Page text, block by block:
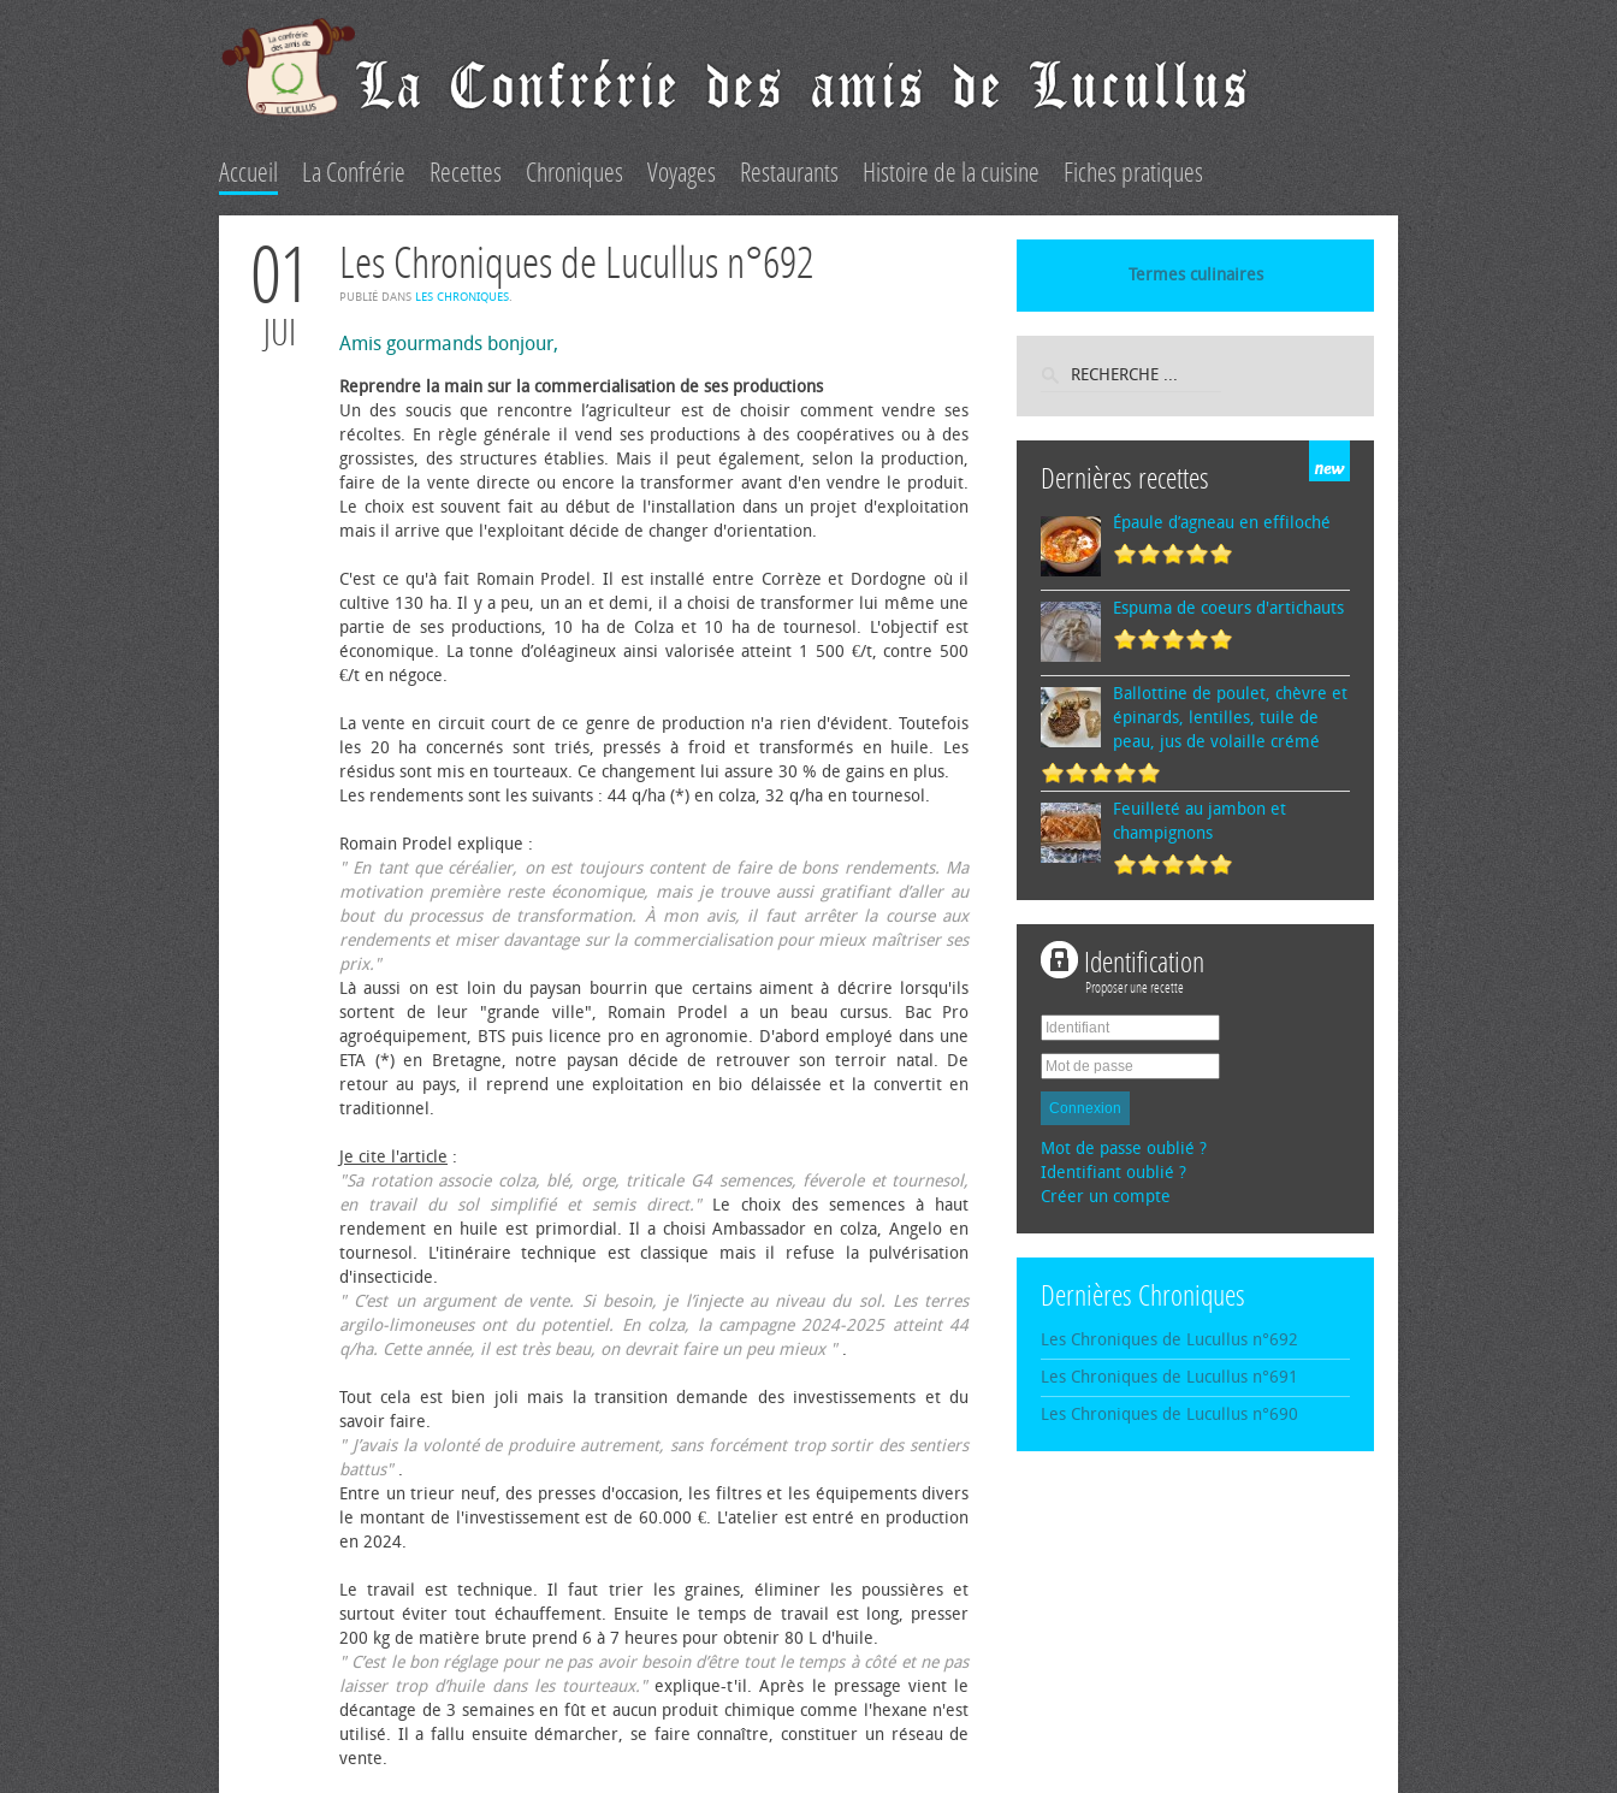
Accueil La Confrérie Recettes Chroniques Voyages Restaurants Histoire de la cuisine Fiches pratiques
01
JUI
Les Chroniques de Lucullus n°692
PUBLIÉ DANS LES CHRONIQUES.
Amis gourmands bonjour,
Reprendre la main sur la commercialisation de ses productions
Un des soucis que rencontre l’agriculteur est de choisir comment vendre ses
récoltes. En règle générale il vend ses productions à des coopératives ou à des
grossistes, des structures établies. Mais il peut également, selon la production,
faire de la vente directe ou encore la transformer avant d'en vendre le produit.
Le choix est souvent fait au début de l'installation dans un projet d'exploitation
mais il arrive que l'exploitant décide de changer d'orientation.
C'est ce qu'à fait Romain Prodel. Il est installé entre Corrèze et Dordogne où il
cultive 130 ha. Il y a peu, un an et demi, il a choisi de transformer lui même une
partie de ses productions, 10 ha de Colza et 10 ha de tournesol. L'objectif est
économique. La tonne d’oléagineux ainsi valorisée atteint 1 500 €/t, contre 500
€/t en négoce.
La vente en circuit court de ce genre de production n'a rien d'évident. Toutefois
les 20 ha concernés sont triés, pressés à froid et transformés en huile. Les
résidus sont mis en tourteaux. Ce changement lui assure 30 % de gains en plus.
Les rendements sont les suivants : 44 q/ha (*) en colza, 32 q/ha en tournesol.
Romain Prodel explique :
" En tant que céréalier, on est toujours content de faire de bons rendements. Ma
motivation première reste économique, mais je trouve aussi gratifiant d’aller au
bout du processus de transformation. À mon avis, il faut arrêter la course aux
rendements et miser davantage sur la commercialisation pour mieux maîtriser ses
prix."
Là aussi on est loin du paysan bourrin que certains aiment à décrire lorsqu'ils
sortent de leur "grande ville", Romain Prodel a un beau cursus. Bac Pro
agroéquipement, BTS puis licence pro en agronomie. D'abord employé dans une
ETA (*) en Bretagne, notre paysan décide de retrouver son terroir natal. De
retour au pays, il reprend une exploitation en bio délaissée et la convertit en
traditionnel.
Je cite l'article :
"Sa rotation associe colza, blé, orge, triticale G4 semences, féverole et tournesol,
en travail du sol simplifié et semis direct."Le choix des semences à haut
rendement en huile est primordial. Il a choisi Ambassador en colza, Angelo en
tournesol. L'itinéraire technique est classique mais il refuse la pulvérisation
d'insecticide.
" C’est un argument de vente. Si besoin, je l’injecte au niveau du sol. Les terres
argilo-limoneuses ont du potentiel. En colza, la campagne 2024-2025 atteint 44
q/ha. Cette année, il est très beau, on devrait faire un peu mieux ".
Tout cela est bien joli mais la transition demande des investissements et du
savoir faire.
" J’avais la volonté de produire autrement, sans forcément trop sortir des sentiers
battus".
Entre un trieur neuf, des presses d'occasion, les filtres et les équipements divers
le montant de l'investissement est de 60.000 €. L'atelier est entré en production
en 2024.
Le travail est technique. Il faut trier les graines, éliminer les poussières et
surtout éviter tout échauffement. Ensuite le temps de travail est long, presser
200 kg de matière brute prend 6 à 7 heures pour obtenir 80 L d'huile.
" C’est le bon réglage pour ne pas avoir besoin d’être tout le temps à côté et ne pas
laisser trop d’huile dans les tourteaux."explique-t'il. Après le pressage vient le
décantage de 3 semaines en fût et aucun produit chimique comme l'hexane n'est
utilisé. Il a fallu ensuite démarcher, se faire connaître, constituer un réseau de
vente.
Termes culinaires
Dernières recettes
Épaule d’agneau en effiloché
Espuma de cœurs d'artichauts
Ballottine de poulet, chèvre et
épinards, lentilles, tuile de
peau, jus de volaille crémé
Feuilleté au jambon et
champignons
Identification
Proposer une recette
Connexion
Mot de passe oublié ?
Identifiant oublié ?
Créer un compte
Dernières Chroniques
Les Chroniques de Lucullus n°692
Les Chroniques de Lucullus n°691
Les Chroniques de Lucullus n°690